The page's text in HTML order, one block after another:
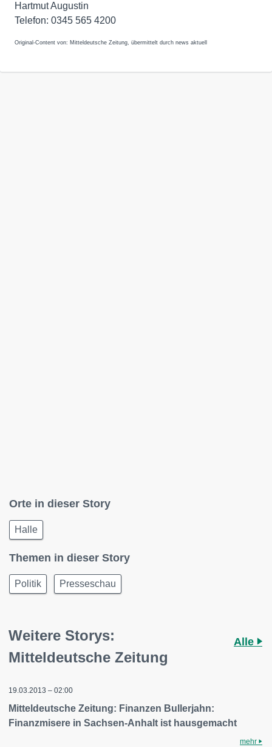
Hartmut Augustin
Telefon: 0345 565 4200
Original-Content von: Mitteldeutsche Zeitung, übermittelt durch news aktuell
Orte in dieser Story
Halle
Themen in dieser Story
Politik Presseschau
Weitere Storys:
Mitteldeutsche Zeitung
Alle
19.03.2013 – 02:00
Mitteldeutsche Zeitung: Finanzen Bullerjahn:
Finanzmisere in Sachsen-Anhalt ist hausgemacht
mehr